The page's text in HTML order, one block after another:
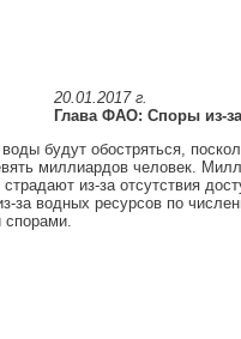
20.01.2017 г.
Глава ФАО: Споры из-
будут обостряться,
миллиардов человек.
из-за отсутствия
за водных ресурсов по